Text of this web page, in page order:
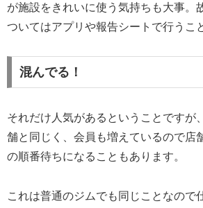
が施設をきれいに使う気持ちも大事。
ついてはアプリや報告シートで行うこ
混んでる！
それだけ人気があるということですが
舗と同じく、会員も増えているので店
の順番待ちになることもあります。
これは普通のジムでも同じことなので